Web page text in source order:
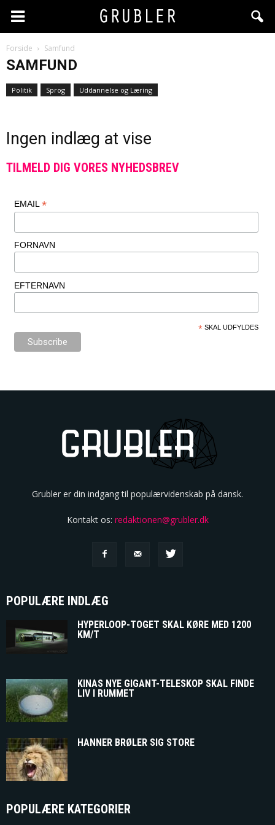
Forside Samfund
SAMFUND
Politik Sprog Uddannelse og Læring
Ingen indlæg at vise
TILMELD DIG VORES NYHEDSBREV
EMAIL *
FORNAVN
EFTERNAVN
* SKAL UDFYLDES
Grubler er din indgang til populærvidenskab på dansk.
Kontakt os: redaktionen@grubler.dk
POPULÆRE INDLÆG
HYPERLOOP-TOGET SKAL KØRE MED 1200
KM/T
KINAS NYE GIGANT-TELESKOP SKAL FINDE
LIV I RUMMET
HANNER BRØLER SIG STORE
POPULÆRE KATEGORIER